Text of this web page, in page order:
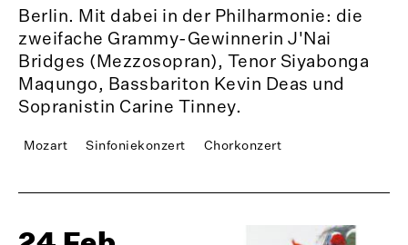
Berlin. Mit dabei in der Philharmonie: die
zweifache Grammy-Gewinnerin J'Nai
Bridges (Mezzosopran), Tenor Siyabonga
Maqungo, Bassbariton Kevin Deas und
Sopranistin Carine Tinney.
Mozart Sinfoniekonzert Chorkonzert